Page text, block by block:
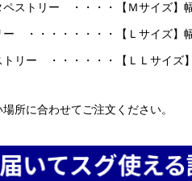
ペストリー ・・・・【Ｍサイズ】
ー ・・・・・・・・【Ｌサイズ】
リー ・・・・・・【ＬＬサイズ
所に合わせてご注文ください。